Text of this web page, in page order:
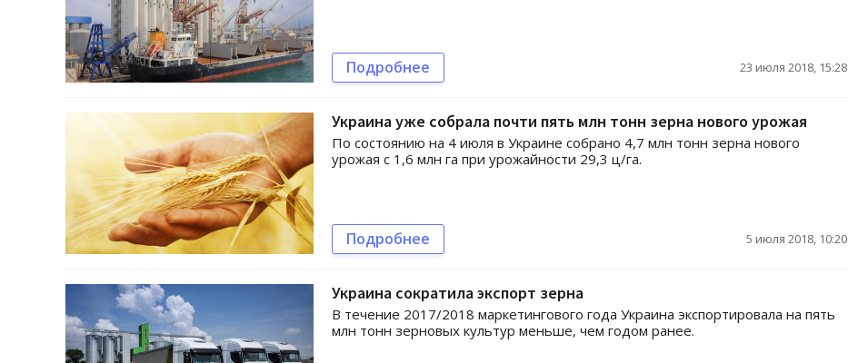
Подробнее 23 июля 2018, 15:28
Украина уже собрала почти пять млн тонн зерна нового урожая
По состоянию на 4 июля в Украине собрано 4,7 млн тонн зерна нового
урожая с 1,6 млн га при урожайности 29,3 ц/га.
Подробнее 5 июля 2018, 10:20
Украина сократила экспорт зерна
В течение 2017/2018 маркетингового года Украина экспортировала на пять
млн тонн зерновых культур меньше, чем годом ранее.